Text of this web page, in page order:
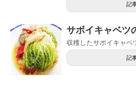
記
サボイキャベツ
収穫したサボイキャベ
記